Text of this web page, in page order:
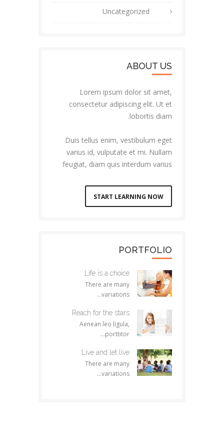
Uncategorized
ABOUT US
Lorem ipsum dolor sit amet,
consectetur adipiscing elit. Ut et
lobortis diam.
Duis tellus enim, vestibulum eget
varius id, vulputate et mi. Nullam
feugiat, diam quis interdum varius
START LEARNING NOW
PORTFOLIO
Life is a choice
There are many
variations...
Reach for the stars
Aenean leo ligula,
porttitor...
Live and let live
There are many
variations...